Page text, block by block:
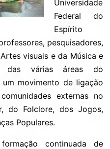
Universidade
Federal do
Espírito
pesquisadores,
visuais e da Música e
das várias áreas do
movimento de ligação
externas no
do Folclore, dos Jogos,
Populares.
continuada de